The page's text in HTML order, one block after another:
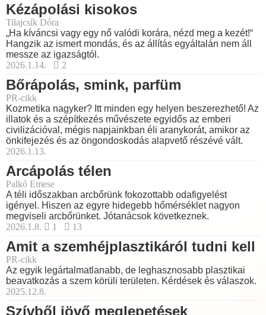
Kézápolási kisokos
Tilajcsík Dóra
„Ha kíváncsi vagy egy nő valódi korára, nézd meg a kezét!“
Hangzik az ismert mondás, és az állítás egyáltalán nem áll
messze az igazságtól.
2026.1.14.
2
Bőrápolás, smink, parfüm
PR-cikk
Kozmetika nagyker? Itt minden egy helyen beszerezhető! Az
illatok és a szépítkezés művészete egyidős az emberi
civilizációval, mégis napjainkban éli aranykorát, amikor az
önkifejezés és az öngondoskodás alapvető részévé vált.
2026.1.13.
Arcápolás télen
Palkó Emese
A téli időszakban arcbőrünk fokozottabb odafigyelést
igényel. Hiszen az egyre hidegebb hőmérséklet nagyon
megviseli arcbőrünket. Jótanácsok következnek.
2026.1.8.
1 13
Amit a szemhéjplasztikáról tudni kell
PR-cikk
Az egyik legártalmatlanabb, de leghasznosabb plasztikai
beavatkozás a szem körüli területen. Kérdések és válaszok.
2025.12.8.
Szívből jövő meglepetések